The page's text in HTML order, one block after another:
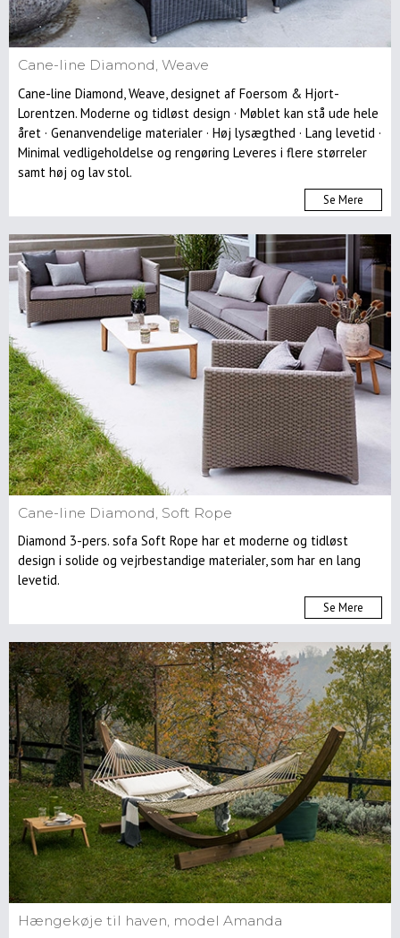
Cane-line Diamond, Weave
Cane-line Diamond, Weave, designet af Foersom & Hjort-
Lorentzen. Moderne og tidløst design · Møblet kan stå ude hele
året · Genanvendelige materialer · Høj lysægthed · Lang levetid ·
Minimal vedligeholdelse og rengøring Leveres i flere størreler
samt høj og lav stol.
Se Mere
Cane-line Diamond, Soft Rope
Diamond 3-pers. sofa Soft Rope har et moderne og tidløst
design i solide og vejrbestandige materialer, som har en lang
levetid.
Se Mere
Hængekøje til haven, model Amanda